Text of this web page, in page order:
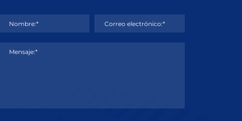
Nombre:* Correo electrónico:*
Mensaje:*